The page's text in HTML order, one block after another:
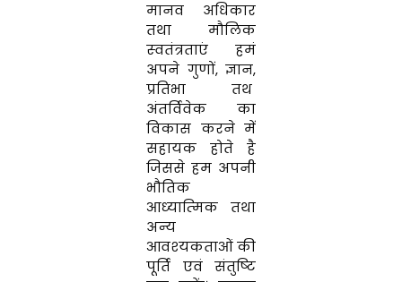
मानव अधिकार
तथा मौलिक
स्‍वतंत्रताएं हमं
अपने गुणों,ज्ञान,
प्रतिभा तथ
अंतर्विवेक का
विकास करने में
सहायक होते है
जिससे हम अपनी
भौतिक
आध्‍यात्‍मिक तथा
अन्‍य
आवश्‍यकताओं की
पूर्ति एवं संतुष्‍टि